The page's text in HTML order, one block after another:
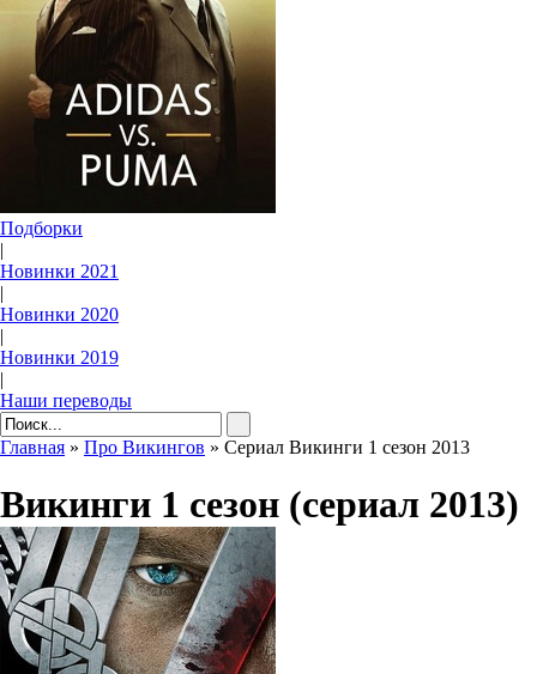
Подборки
|
Новинки 2021
|
Новинки 2020
|
Новинки 2019
|
Наши переводы
Главная » Про Викингов » Сериал Викинги 1 сезон 2013
Викинги 1 сезон (сериал 2013)